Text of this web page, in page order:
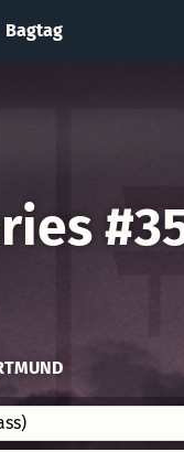
Bagtag